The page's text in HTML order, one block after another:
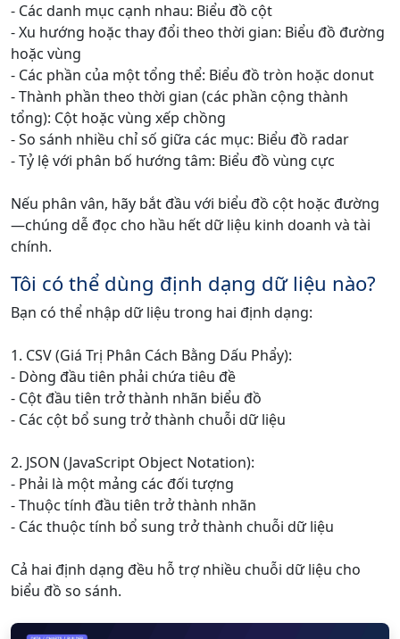
- Các danh mục cạnh nhau: Biểu đồ cột
- Xu hướng hoặc thay đổi theo thời gian: Biểu đồ đường
hoặc vùng
- Các phần của một tổng thể: Biểu đồ tròn hoặc donut
- Thành phần theo thời gian (các phần cộng thành
tổng): Cột hoặc vùng xếp chồng
- So sánh nhiều chỉ số giữa các mục: Biểu đồ radar
- Tỷ lệ với phân bố hướng tâm: Biểu đồ vùng cực
Nếu phân vân, hãy bắt đầu với biểu đồ cột hoặc đường
—chúng dễ đọc cho hầu hết dữ liệu kinh doanh và tài
chính.
Tôi có thể dùng định dạng dữ liệu nào?
Bạn có thể nhập dữ liệu trong hai định dạng:
1. CSV (Giá Trị Phân Cách Bằng Dấu Phẩy):
- Dòng đầu tiên phải chứa tiêu đề
- Cột đầu tiên trở thành nhãn biểu đồ
- Các cột bổ sung trở thành chuỗi dữ liệu
2. JSON (JavaScript Object Notation):
- Phải là một mảng các đối tượng
- Thuộc tính đầu tiên trở thành nhãn
- Các thuộc tính bổ sung trở thành chuỗi dữ liệu
Cả hai định dạng đều hỗ trợ nhiều chuỗi dữ liệu cho
biểu đồ so sánh.